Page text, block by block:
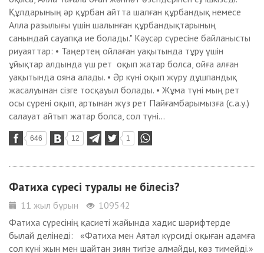
Құлдарының әр құрбан айтта шалған құрбандық немесе
Алла разылығы үшін шалынған құрбандықтарының
санындай сауапқа ие болады." Кәусәр сүресіне байланысты
риуаяттар: • Таңертең ойлаған уақытында тұру үшін
ұйықтар алдында үш рет оқып жатар болса, ойға алған
уақытында ояна алады. • Әр күні оқып жүру дұшпандық
жасалуынан сізге тосқауыл болады. • Жұма түні мың рет
осы сүрені оқып, артынан жүз рет Пайғамбарымызға (с.а.у.)
салауат айтып жатар болса, сол түні...
646 12 1
Фатиха сүресі туралы не білесіз?
11 жыл бұрын
109542
Фатиха сүресінің қасиеті жайында хадис шәрифтерде
былай делінеді: «Фатиха мен Аятәл күрсиді оқыған адамға
сол күні жын мен шайтан зиян тигізе алмайды, көз тимейді.»